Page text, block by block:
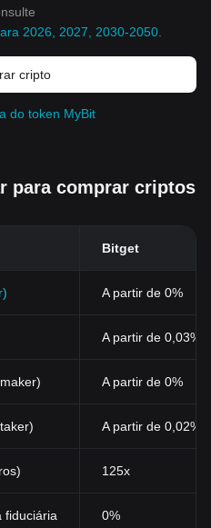
2026, 2027, 2030-2050
cripto
do token MyBit
para comprar criptos
Bitget
A partir de 0%
A partir de 0,03%
A partir de 0%
A partir de 0,02%
125x
fiduciária 0%